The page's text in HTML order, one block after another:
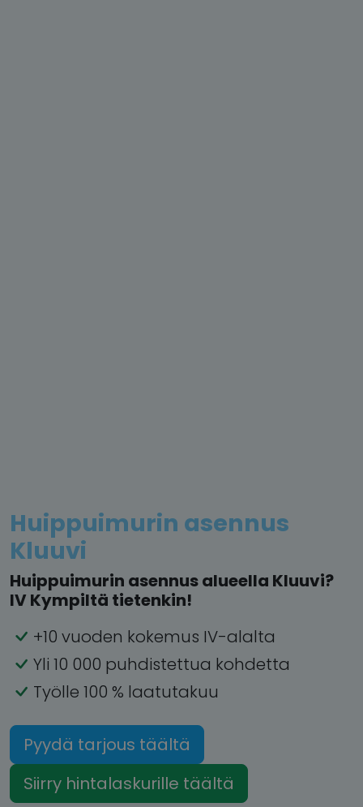
Huippuimurin asennus
Kluuvi
Huippuimurin asennus alueella Kluuvi?
IV Kympiltä tietenkin!
+10 vuoden kokemus IV-alalta
Yli 10 000 puhdistettua kohdetta
Työlle 100 % laatutakuu
Pyydä tarjous täältä
Siirry hintalaskurille täältä